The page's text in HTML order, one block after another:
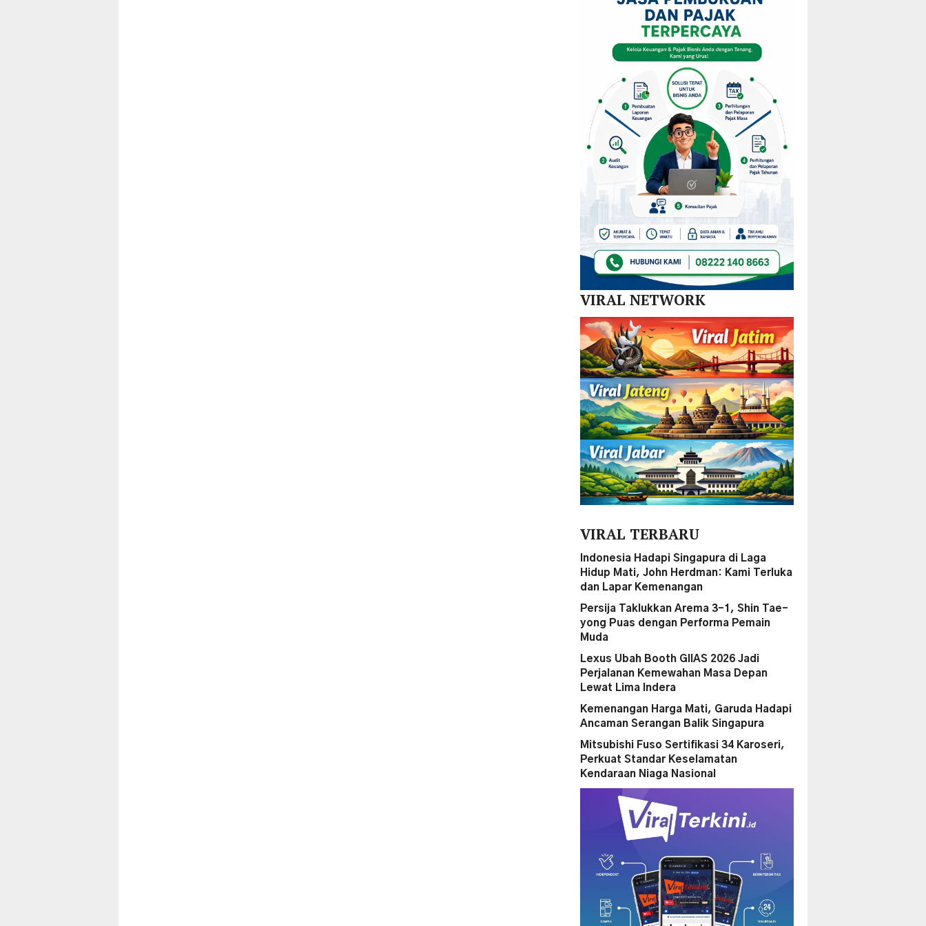
Kejurprov
Malut
Dalam
Akejira
Mulai
Redistribusi
Guru
di 10
Kecamatan
KPPD
Inovasi
Hilirisasi
Nikel
SPBE
VIRAL NETWORK
VIRAL TERBARU
Indonesia Hadapi Singapura di Laga
Hidup Mati, John Herdman: Kami Terluka
dan Lapar Kemenangan
Persija Taklukkan Arema 3-1, Shin Tae-
yong Puas dengan Performa Pemain
Muda
Lexus Ubah Booth GIIAS 2026 Jadi
Perjalanan Kemewahan Masa Depan
Lewat Lima Indera
Kemenangan Harga Mati, Garuda Hadapi
Ancaman Serangan Balik Singapura
Mitsubishi Fuso Sertifikasi 34 Karoseri,
Perkuat Standar Keselamatan
Kendaraan Niaga Nasional